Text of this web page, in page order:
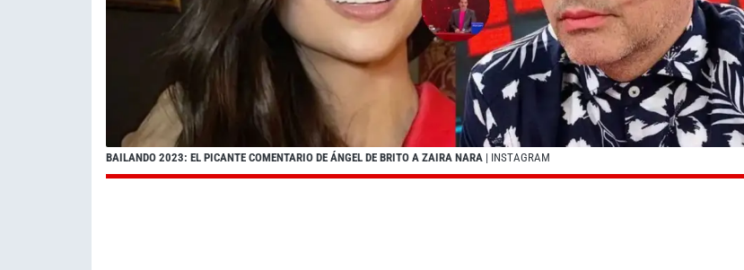
BAILANDO 2023: EL PICANTE COMENTARIO DE ÁNGEL DE BRITO A ZAIRA NARA | INSTAGRAM